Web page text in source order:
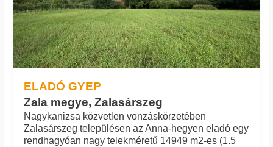
ELADÓ GYEP
Zala megye, Zalasárszeg
Nagykanizsa közvetlen vonzáskörzetében
Zalasárszeg településen az Anna-hegyen eladó egy
rendhagyóan nagy telekméretű 14949 m2-es (1.5